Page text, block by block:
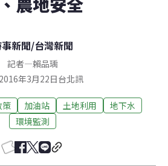
新聞/台灣新聞
記者—賴品瑀
年3月22日台北訊
策 加油站 土地利用
地下水
環境監測